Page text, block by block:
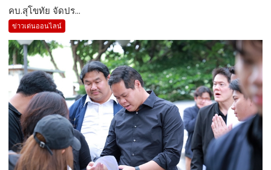
คบ.สุโขทัย จัดปร...
ข่าวเด่นออนไลน์